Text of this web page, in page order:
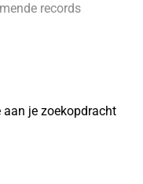
records
aan je zoekopdracht